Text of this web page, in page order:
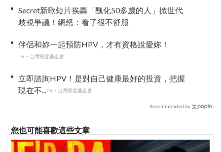
Secret新歌短片挨轟「醜化50多歲的人」掀世代
歧視爭議！網怒：看了很不舒服
伴侶和妳一起預防HPV，才有資格說愛妳！
PR・台灣癌症基金會
立即諮詢HPV！是對自己健康最好的投資，把握
現在不...
PR・台灣癌症基金會
Recommended by
您也可能喜歡這些文章